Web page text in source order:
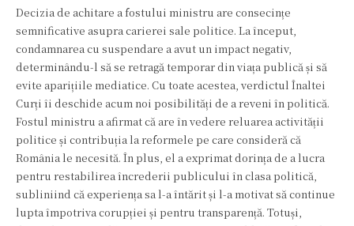
Decizia de achitare a fostului ministru are consecințe
semnificative asupra carierei sale politice. La început,
condamnarea cu suspendare a avut un impact negativ,
determinându-l să se retragă temporar din viața publică și să
evite aparițiile mediatice. Cu toate acestea, verdictul Înaltei
Curți îi deschide acum noi posibilități de a reveni în politică.
Fostul ministru a afirmat că are în vedere reluarea activității
politice și contribuția la reformele pe care consideră că
România le necesită. În plus, el a exprimat dorința de a lucra
pentru restabilirea încrederii publicului în clasa politică,
subliniind că experiența sa l-a întărit și l-a motivat să continue
lupta împotriva corupției și pentru transparență. Totuși,